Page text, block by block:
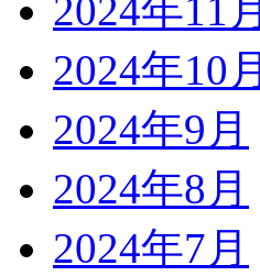
2024年11月
2024年10月
2024年9月
2024年8月
2024年7月